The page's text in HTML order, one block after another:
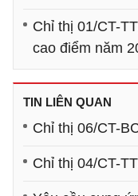
Chỉ thị 01/CT-
cao điểm năm
TIN LIÊN QUAN
Chỉ thị 06/CT-
Chỉ thị 04/CT-